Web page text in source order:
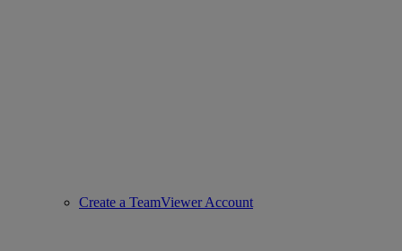
Create a TeamViewer Account